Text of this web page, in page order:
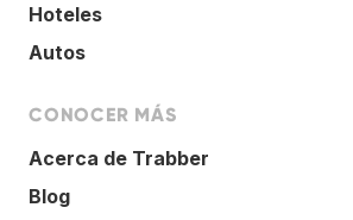
Hoteles
Autos
CONOCER MÁS
Acerca de Trabber
Blog